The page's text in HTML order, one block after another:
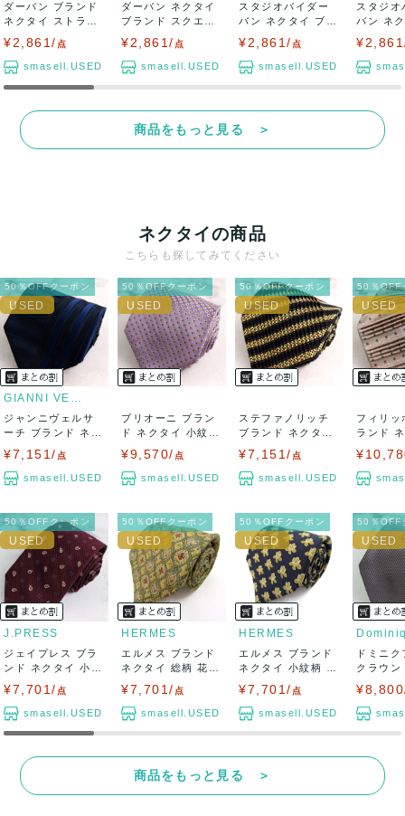
ダーバン ブランド
ネクタイ ストライ
プ柄 PO ...
¥2,861/ 点
smasell.USED
ダーバン ネクタイ
ブランド スクエア
柄 シルク ...
¥2,861/ 点
smasell.USED
スタジオバイダー
バン ネクタイ ブラ
ンド スクエア...
¥2,861/ 点
smasell.USED
スタジオ
バン ネ
ンド 総
商品をもっと見る ＞
ネクタイの商品
こちらも探してみてください
50％OFFクーポン
GIANNI VERSACE
ジャンニヴェルサ
ーチ ブランド ネク
¥7,151/ 点
smasell.USED
50％OFFクーポン
ブリオーニ ブラン
ド ネクタイ 小紋柄
¥9,570/ 点
smasell.USED
50％OFFクーポン
ステファノリッチ
ブランド ネクタイ
¥7,151/ 点
smasell.USED
50％OFF
フィリッ
ランド
50％OFFクーポン
J.PRESS
ジェイプレス ブラ
ンド ネクタイ 小紋
¥7,701/ 点
smasell.USED
50％OFFクーポン
HERMES
エルメス ブランド
ネクタイ 総柄 花柄
¥7,701/ 点
smasell.USED
50％OFFクーポン
HERMES
エルメス ブランド
ネクタイ 小紋柄 花
¥7,701/ 点
smasell.USED
50％OFF
ドミニ
クラウン
商品をもっと見る ＞